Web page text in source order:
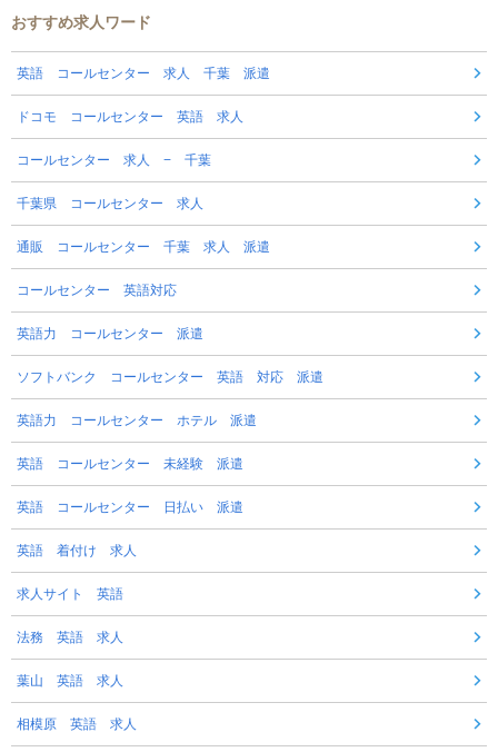
おすすめ求人ワード
英語 コールセンター 求人 千葉 派遣
ドコモ コールセンター 英語 求人
コールセンター 求人 − 千葉
千葉県 コールセンター 求人
通販 コールセンター 千葉 求人 派遣
コールセンター 英語対応
英語力 コールセンター 派遣
ソフトバンク コールセンター 英語 対応 派遣
英語力 コールセンター ホテル 派遣
英語 コールセンター 未経験 派遣
英語 コールセンター 日払い 派遣
英語 着付け 求人
求人サイト 英語
法務 英語 求人
葉山 英語 求人
相模原 英語 求人